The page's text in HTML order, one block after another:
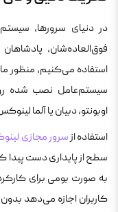
در دنیای سرورها،
فوق‌العاده‌شان،
استفاده می‌کنیم، منظور
سیستم‌عامل نصب شده
اوبونتو، دبیان یا آلما
استفاده ازسرور مجازی
سطح از پایداری دست پیدا
به صورت بومی برای
کاربران اجازه می‌دهد